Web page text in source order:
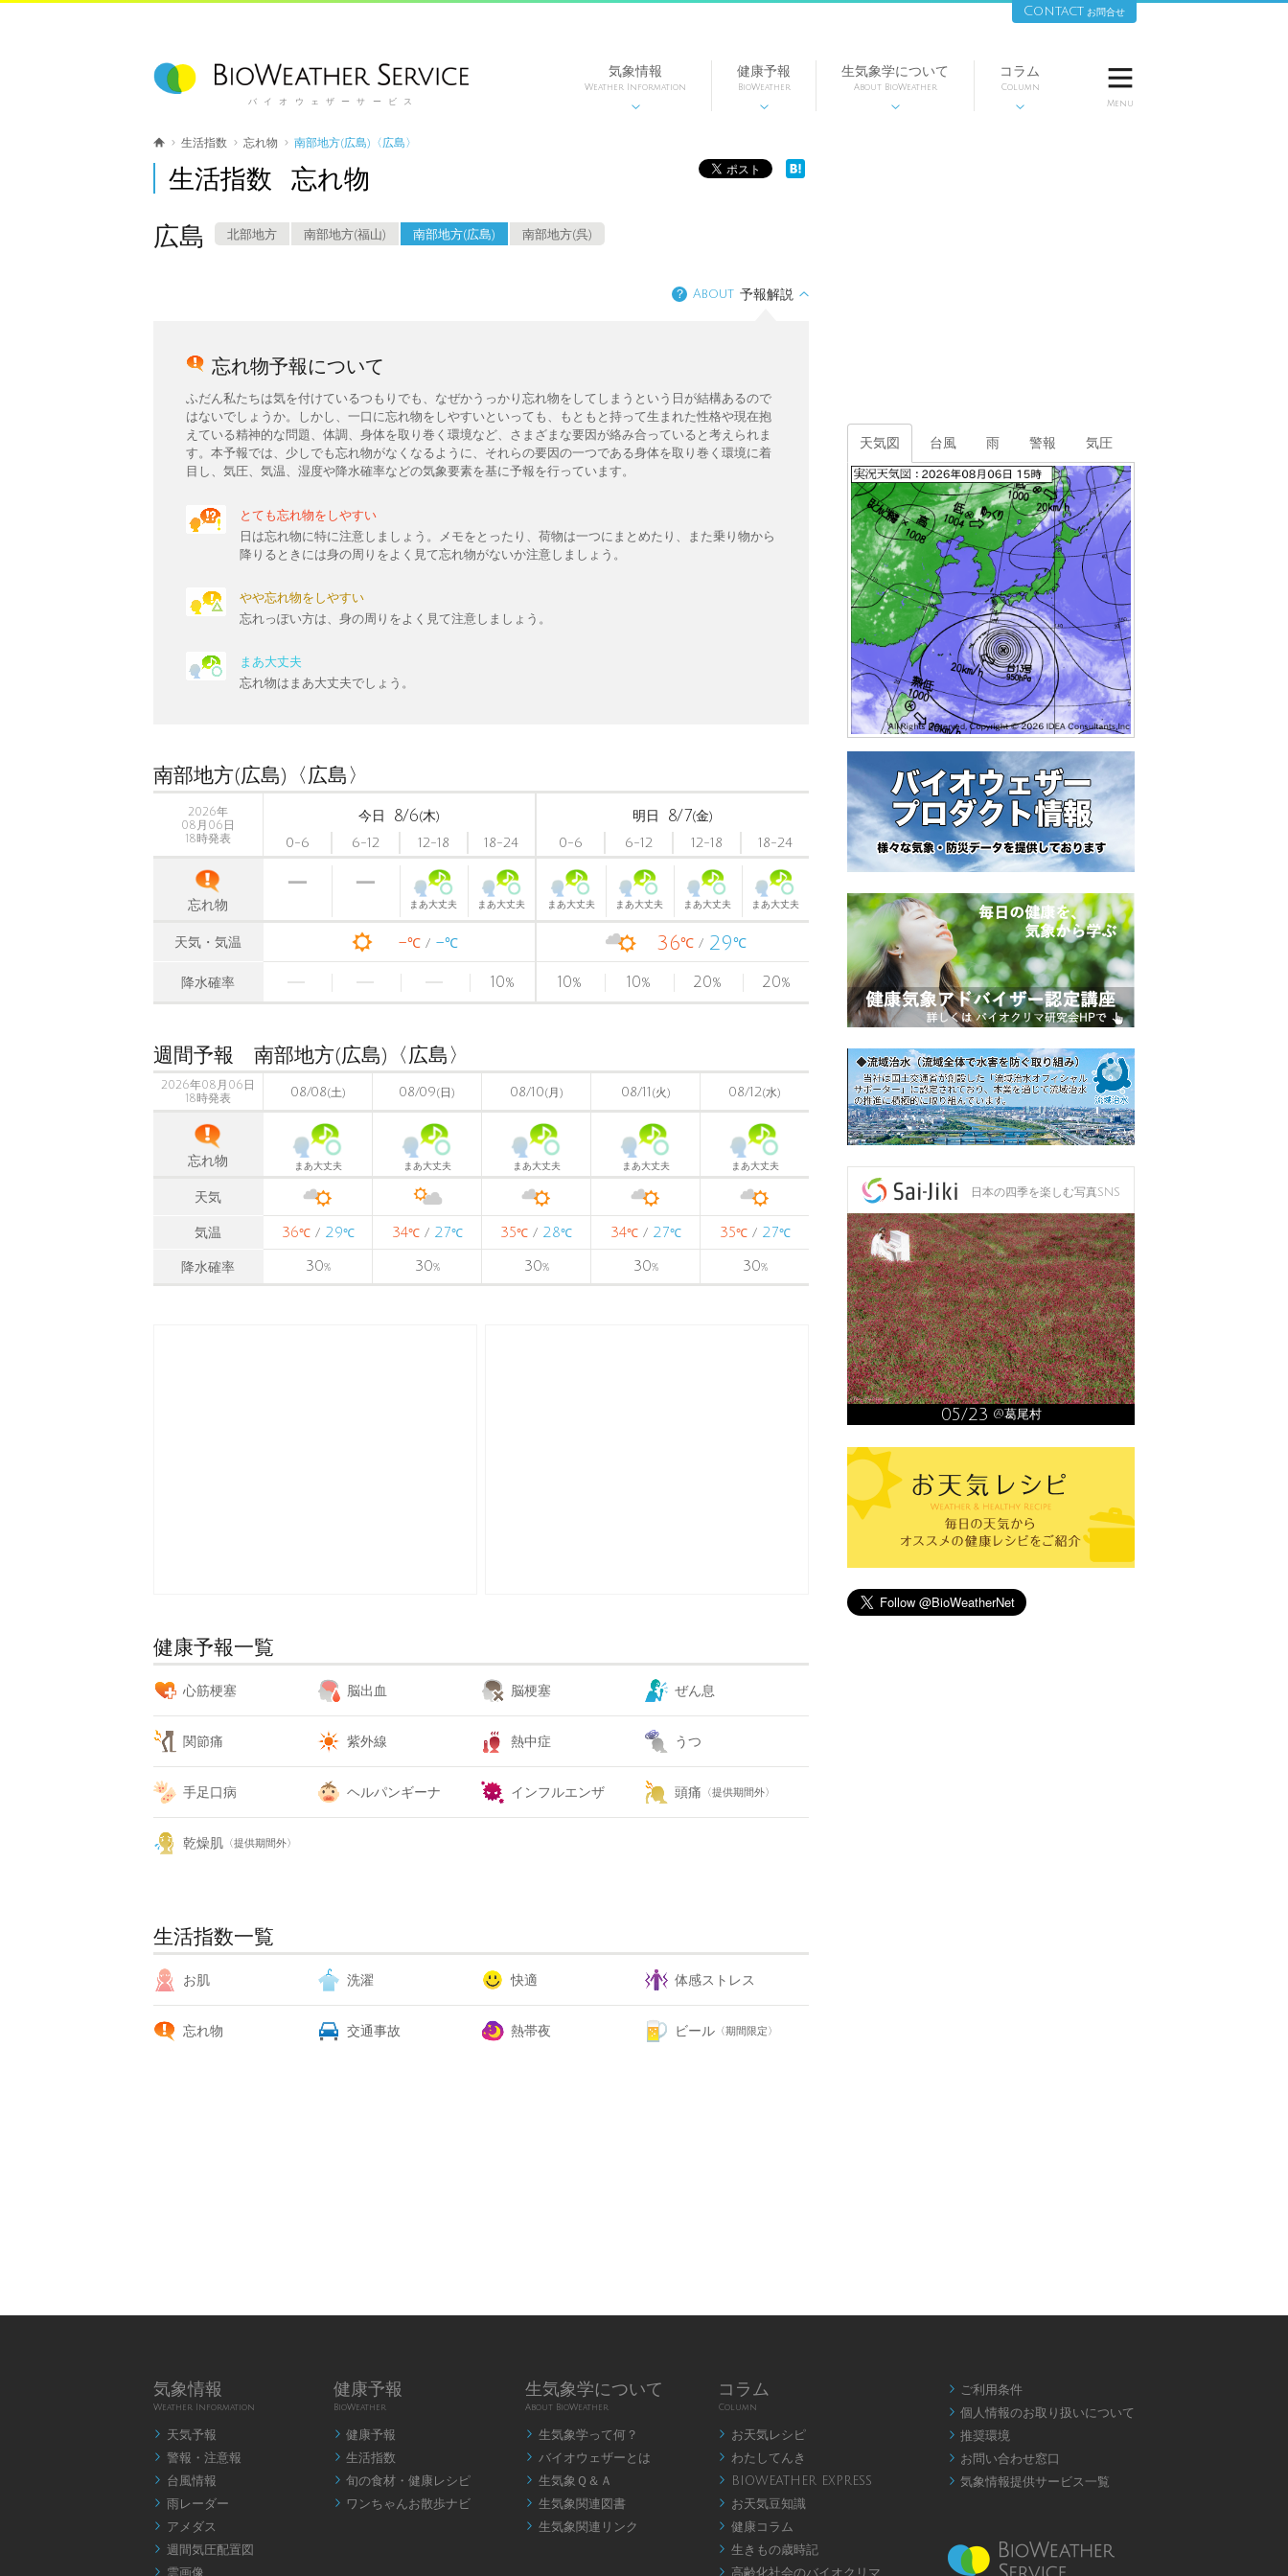
バイオウェザーサービス
気象情報
Weather Information

健康予報
BioWeather

生気象学について
About BioWeather

コラム
Column


Menu
生活指数 忘れ物 南部地方(広島)〈広島〉
生活指数 忘れ物
広島 北部地方 南部地方(福山) 南部地方(広島) 南部地方(呉)
？ About 予報解説
忘れ物予報について
ふだん私たちは気を付けているつもりでも、なぜかうっかり忘れ物をしてしまうという日が結構あるので
はないでしょうか。しかし、一口に忘れ物をしやすいといっても、もともと持って生まれた性格や現在抱
えている精神的な問題、体調、身体を取り巻く環境など、さまざまな要因が絡み合っていると考えられま
す。本予報では、少しでも忘れ物がなくなるように、それらの要因の一つである身体を取り巻く環境に着
目し、気圧、気温、湿度や降水確率などの気象要素を基に予報を行っています。
とても忘れ物をしやすい
日は忘れ物に特に注意しましょう。メモをとったり、荷物は一つにまとめたり、また乗り物から
降りるときには身の周りをよく見て忘れ物がないか注意しましょう。
やや忘れ物をしやすい
忘れっぽい方は、身の周りをよく見て注意しましょう。
まあ大丈夫
忘れ物はまあ大丈夫でしょう。
南部地方(広島)〈広島〉
2026年
08月06日
18時発表
今日 8/6(木)
0-6
6-12 12-18 18-24
明日 8/7(金)
0-6
6-12 12-18 18-24
忘れ物 まあ大丈夫 まあ大丈夫 まあ大丈夫 まあ大丈夫 まあ大丈夫 まあ大丈夫
天気・気温 -℃ -℃ 36℃ 29℃
降水確率 10% 10% 10% 20% 20%
週間予報 南部地方(広島)〈広島〉
2026年08月06日
18時発表
08/08(土) 08/09(日) 08/10(月) 08/11 (火) 08/12(水)
忘れ物 まあ大丈夫 まあ大丈夫 まあ大丈夫 まあ大丈夫 まあ大丈夫
天気
気温 36℃/ 29℃ 34℃/ 27℃ 35℃ / 28℃ 34℃/ 27℃ 35℃/ 27℃
降水確率 30% 30% 30% 30% 30%
健康予報一覧
心筋梗塞 脳出血 脳梗塞 ぜん息
関節痛 紫外線 熱中症 うつ
手足口病 ヘルパンギーナ インフルエンザ 頭痛 〈提供期間外〉
乾燥肌 〈提供期間外〉
生活指数一覧
お肌 洗濯 快適 体感ストレス
忘れ物 交通事故 熱帯夜 ビール 〈期間限定〉
天気図 台風 雨 警報 気圧
日本の四季を楽しむ写真SNS
05/23 @葛尾村
気象情報
Weather Information
 天気予報
 警報・注意報
 台風情報
 雨レーダー
 アメダス
 週間気圧配置図
 雲画像
健康予報
BioWeather
 健康予報
 生活指数
 旬の食材・健康レシピ
 ワンちゃんお散歩ナビ
生気象学について
About BioWeather
 生気象学って何？
 バイオウェザーとは
 生気象Ｑ＆Ａ
 生気象関連図書
 生気象関連リンク
コラム
Column
 お天気レシピ
 わたしてんき
 BIOWEATHER EXPRESS
 お天気豆知識
 健康コラム
 生きもの歳時記
 高齢化社会のバイオクリマ
 ご利用条件
 個人情報のお取り扱いについて
 推奨環境
 お問い合わせ窓口
 気象情報提供サービス一覧
Contact お問合せ